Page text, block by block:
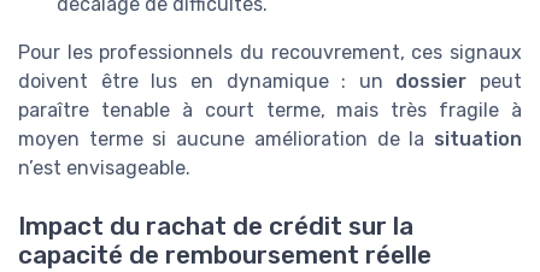
Pour les professionnels du recouvrement, ces signaux
doivent être lus en dynamique : un dossier peut
paraître tenable à court terme, mais très fragile à
moyen terme si aucune amélioration de la situation
n’est envisageable.
Impact du rachat de crédit sur la
capacité de remboursement réelle